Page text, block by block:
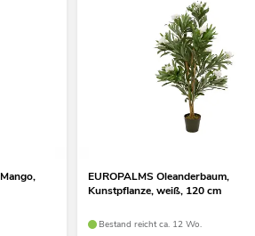
EUROPALMS Oleanderbaum,
Kunstpflanze, weiß, 120 cm
Bestand reicht ca. 12 Wo.